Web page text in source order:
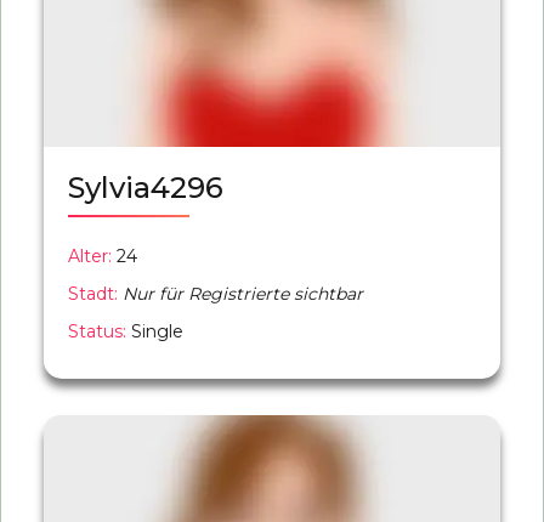
Sylvia4296
Alter: 24
Stadt: Nur für Registrierte sichtbar
Status: Single